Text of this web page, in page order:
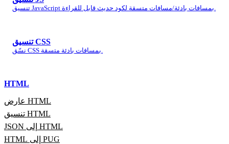
تنسيق CSS
HTML
عارض HTML
تنسيق HTML
JSON إلى HTML
HTML إلى PUG